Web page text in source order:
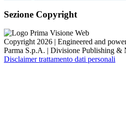
Sezione Copyright
Copyright 2026 | Engineered and
Parma S.p.A. | Divisione Publishing &
Disclaimer trattamento dati personali